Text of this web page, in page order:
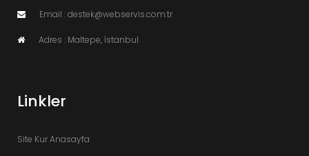
Email : destek@webservis.com.tr
Adres : Maltepe, İstanbul
Linkler
Site Kur Anasayfa